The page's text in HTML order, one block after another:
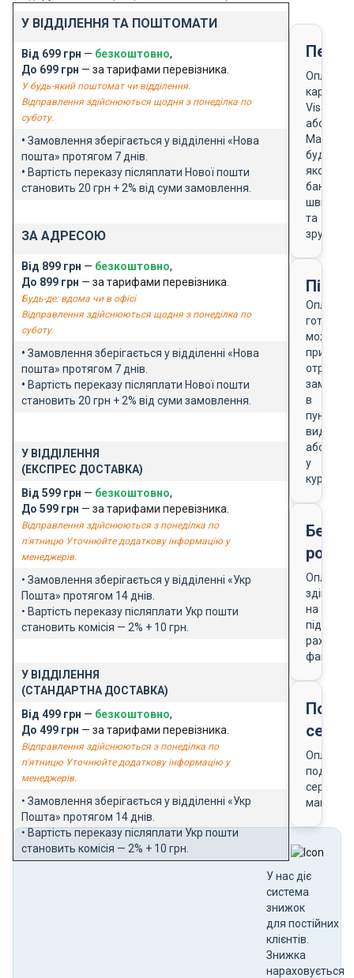
У ВІДДІЛЕННЯ ТА ПОШТОМАТИ
Від 699 грн — безкоштовно,
До 699 грн — за тарифами перевізника.
У будь-який поштомат чи відділення.
Відправлення здійснюються щодня з понеділка по
суботу.
• Замовлення зберігається у відділенні «Нова
пошта» протягом 7 днів.
• Вартість переказу післяплати Нової пошти
становить 20 грн + 2% від суми замовлення.
ЗА АДРЕСОЮ
Від 899 грн — безкоштовно,
До 899 грн — за тарифами перевізника.
Будь-де: вдома чи в офісі
Відправлення здійснюються щодня з понеділка по
суботу.
• Замовлення зберігається у відділенні «Нова
пошта» протягом 7 днів.
• Вартість переказу післяплати Нової пошти
становить 20 грн + 2% від суми замовлення.
У ВІДДІЛЕННЯ
(ЕКСПРЕС ДОСТАВКА)
Від 599 грн — безкоштовно,
До 599 грн — за тарифами перевізника.
Відправлення здійснюються з понеділка по
п'ятницю Уточнюйте додаткову інформацію у
менеджерів.
• Замовлення зберігається у відділенні «Укр
Пошта» протягом 14 днів.
• Вартість переказу післяплати Укр пошти
становить комісія — 2% + 10 грн.
У ВІДДІЛЕННЯ
(СТАНДАРТНА ДОСТАВКА)
Від 499 грн — безкоштовно,
До 499 грн — за тарифами перевізника.
Відправлення здійснюються з понеділка по
п'ятницю Уточнюйте додаткову інформацію у
менеджерів.
• Замовлення зберігається у відділенні «Укр
Пошта» протягом 14 днів.
• Вартість переказу післяплати Укр пошти
становить комісія — 2% + 10 грн.
Оплата
карткою
Visa
або
будь-
якого
банку
швидко
та
зручно
Оплата
готівкою
можлива
при
в
пункті
видачі
або
у
кур'єра
Оплата
на
підставі
рахунку-
фактури
Оплата
магазину
У нас діє
система
знижок
для постійних
клієнтів.
Знижка
нараховується